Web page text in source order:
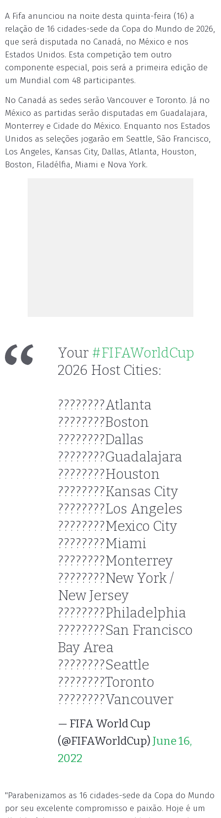
A Fifa anunciou na noite desta quinta-feira (16) a
relação de 16 cidades-sede da Copa do Mundo de 2026,
que será disputada no Canadá, no México e nos
Estados Unidos. Esta competição tem outro
componente especial, pois será a primeira edição de
um Mundial com 48 participantes.
No Canadá as sedes serão Vancouver e Toronto. Já no
México as partidas serão disputadas em Guadalajara,
Monterrey e Cidade do México. Enquanto nos Estados
Unidos as seleções jogarão em Seattle, São Francisco,
Los Angeles, Kansas City, Dallas, Atlanta, Houston,
Boston, Filadélfia, Miami e Nova York.
Your #FIFAWorldCup
2026 Host Cities:
????????Atlanta
????????Boston
????????Dallas
????????Guadalajara
????????Houston
????????Kansas City
????????Los Angeles
????????Mexico City
????????Miami
????????Monterrey
????????New York /
New Jersey
????????Philadelphia
????????San Francisco
Bay Area
????????Seattle
????????Toronto
????????Vancouver
— FIFA World Cup
(@FIFAWorldCup) June 16,
2022
"Parabenizamos as 16 cidades-sede da Copa do Mundo
por seu excelente compromisso e paixão. Hoje é um